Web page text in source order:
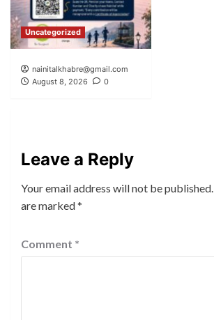
Uncategorized
nainitalkhabre@gmail.com
August 8, 2026
0
Leave a Reply
Your email address will not be published.
are marked*
Comment *